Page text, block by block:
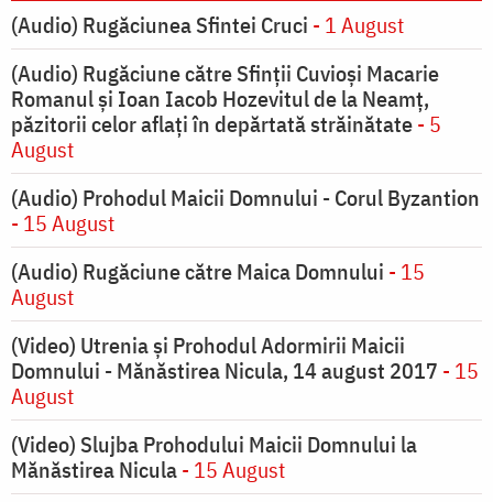
(Audio) Rugăciunea Sfintei Cruci - 1 August
(Audio) Rugăciune către Sfinții Cuvioși Macarie
Romanul și Ioan Iacob Hozevitul de la Neamț,
păzitorii celor aflați în depărtată străinătate- 5
August
(Audio) Prohodul Maicii Domnului - Corul Byzantion
- 15 August
(Audio) Rugăciune către Maica Domnului - 15
August
(Video) Utrenia și Prohodul Adormirii Maicii
Domnului - Mănăstirea Nicula, 14 august 2017 - 15
August
(Video) Slujba Prohodului Maicii Domnului la
Mănăstirea Nicula- 15 August